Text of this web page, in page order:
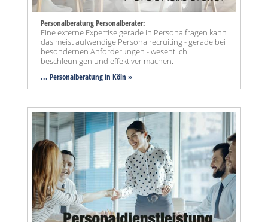
Personalberatung Personalberater:
Eine externe Expertise gerade in Personalfragen kann
das meist aufwendige Personalrecruiting - gerade bei
besondernen Anforderungen - wesentlich
beschleunigen und effektiver machen.
... Personalberatung in Köln »